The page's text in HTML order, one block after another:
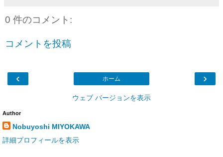
0 件のコメント:
コメントを投稿
‹ ›
ホーム
ウェブ バージョンを表示
Author
Nobuyoshi MIYOKAWA
詳細プロフィールを表示